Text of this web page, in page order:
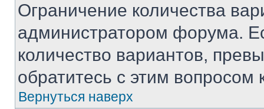
Ограничение количества
администратором форума.
количество вариантов,
обратитесь с этим вопросом
Вернуться наверх